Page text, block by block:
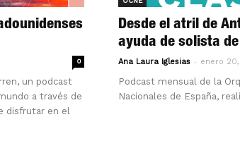
0
un podcast
a través de
disfrutar en el
Desde el atril de
ayuda de solista
Ana Laura Iglesias - enero
Podcast mensual de la
Nacionales de España,